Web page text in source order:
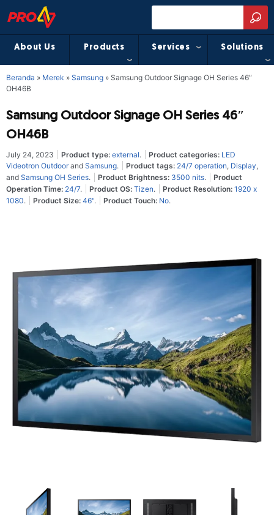
About Us Products Services Solutions
Beranda » Merek » Samsung » Samsung Outdoor Signage OH Series 46″
OH46B
Samsung Outdoor Signage OH Series 46″
OH46B
July 24, 2023 Product type: external. Product categories: LED
Videotron Outdoorand Samsung. Product tags: 24/7 operation, Display,
and Samsung OH Series. Product Brightness: 3500 nits.
Product
Operation Time: 24/7. Product OS: Tizen. Product Resolution: 1920 x
1080. Product Size: 46". Product Touch: No.